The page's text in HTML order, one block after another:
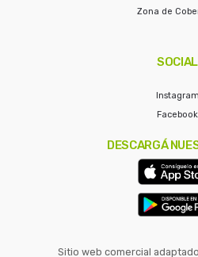
Zona de
SOCIAL
Instagram
Facebook
DESCARGÁ
Sitio web comercial